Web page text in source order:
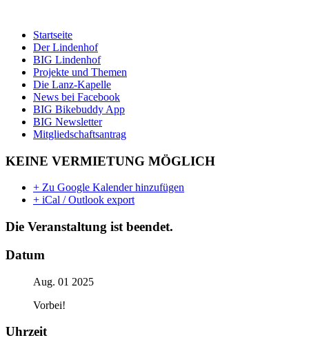
Startseite
Der Lindenhof
BIG Lindenhof
Projekte und Themen
Die Lanz-Kapelle
News bei Facebook
BIG Bikebuddy App
BIG Newsletter
Mitgliedschaftsantrag
KEINE VERMIETUNG MÖGLICH
+ Zu Google Kalender hinzufügen
+ iCal / Outlook export
Die Veranstaltung ist beendet.
Datum
Aug. 01 2025
Vorbei!
Uhrzeit